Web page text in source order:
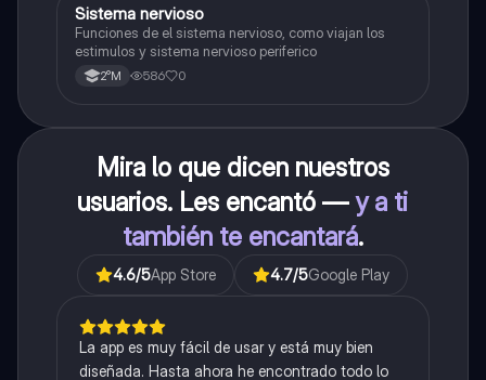
SBiología
Sistema nervioso
Funciones de el sistema nervioso, como viajan los
estimulos y sistema nervioso periferico
2°M 586 0
Mira lo que dicen nuestros
usuarios. Les encantó —y a ti
también te encantará.
4.6/5App Store 4.7/5Google Play
La app es muy fácil de usar y está muy bien
diseñada. Hasta ahora he encontrado todo lo